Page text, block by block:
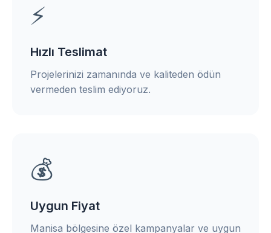
⚡
Hızlı Teslimat
Projelerinizi zamanında ve kaliteden ödün
vermeden teslim ediyoruz.
💰
Uygun Fiyat
Manisa bölgesine özel kampanyalar ve uygun